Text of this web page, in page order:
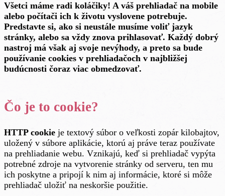
Všetci máme radi koláčiky! A váš prehliadač na mobile
alebo počítači ich k životu vyslovene potrebuje.
Predstavte si, ako si neustále musíme voliť jazyk
stránky, alebo sa vždy znova prihlasovať. Každý dobrý
nastroj má však aj svoje nevýhody, a preto sa bude
používanie cookies v prehliadačoch v najbližšej
budúcnosti čoraz viac obmedzovať.
Čo je to cookie?
HTTP cookie je textový súbor o veľkosti zopár kilobajtov,
uložený v súbore aplikácie, ktorú aj práve teraz používate
na prehliadanie webu. Vznikajú, keď si prehliadač vypýta
potrebné zdroje na vytvorenie stránky od serveru, ten mu
ich poskytne a pripojí k nim aj informácie, ktoré si môže
prehliadač uložiť na neskoršie použitie.